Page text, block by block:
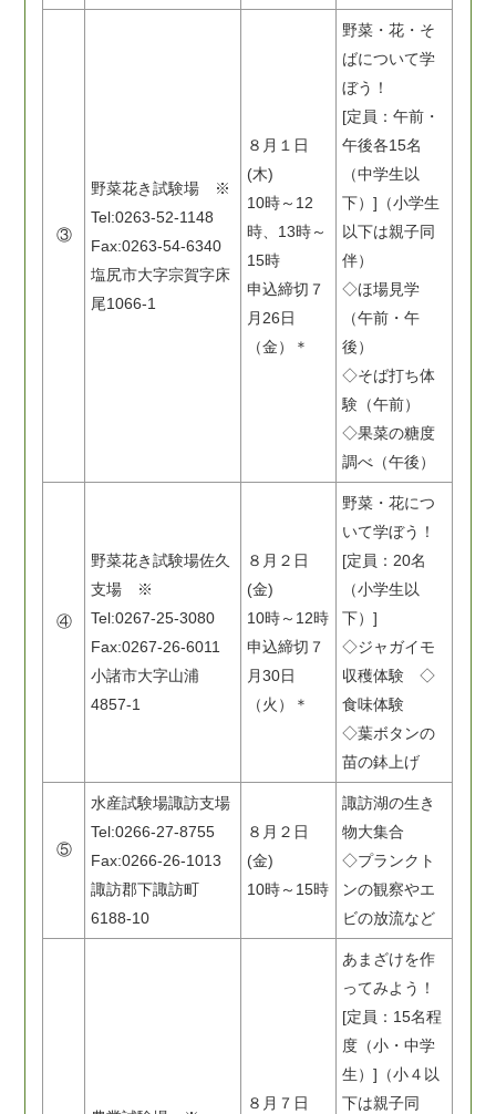
③
野菜花き試験場 ※
Tel:0263-52-1148
Fax:0263-54-6340
塩尻市大字宗賀字床
尾1066-1
８月１日
(木)
10時～12
時、13時～
15時
申込締切７
月26日
（金）＊
野菜・花・そ
ばについて学
ぼう！
[定員：午前・
午後各15名
（中学生以
下）]（小学生
以下は親子同
伴）
◇ほ場見学
（午前・午
後）
◇そば打ち体
験（午前）
◇果菜の糖度
調べ（午後）
④
野菜花き試験場佐久
支場 ※
Tel:0267-25-3080
Fax:0267-26-6011
小諸市大字山浦
4857-1
８月２日
(金)
10時～12時
申込締切７
月30日
（火）＊
野菜・花につ
いて学ぼう！
[定員：20名
（小学生以
下）]
◇ジャガイモ
収穫体験 ◇
食味体験
◇葉ボタンの
苗の鉢上げ
⑤
水産試験場諏訪支場
Tel:0266-27-8755
Fax:0266-26-1013
諏訪郡下諏訪町
6188-10
８月２日
(金)
10時～15時
諏訪湖の生き
物大集合
◇プランクト
ンの観察やエ
ビの放流など
８月７日
あまざけを作
ってみよう！
[定員：15名程
度（小・中学
生）]（小４以
下は親子同